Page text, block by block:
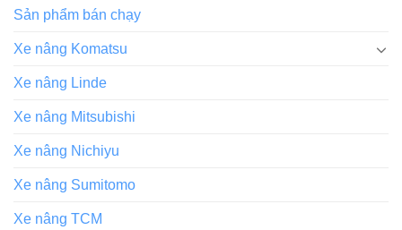
Sản phẩm bán chạy
Xe nâng Komatsu
Xe nâng Linde
Xe nâng Mitsubishi
Xe nâng Nichiyu
Xe nâng Sumitomo
Xe nâng TCM